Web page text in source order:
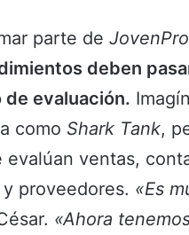
parte de JovenPro
deben
de evaluación.
como Shark Tank,
evalúan ventas,
proveedores. «Es
«Ahora